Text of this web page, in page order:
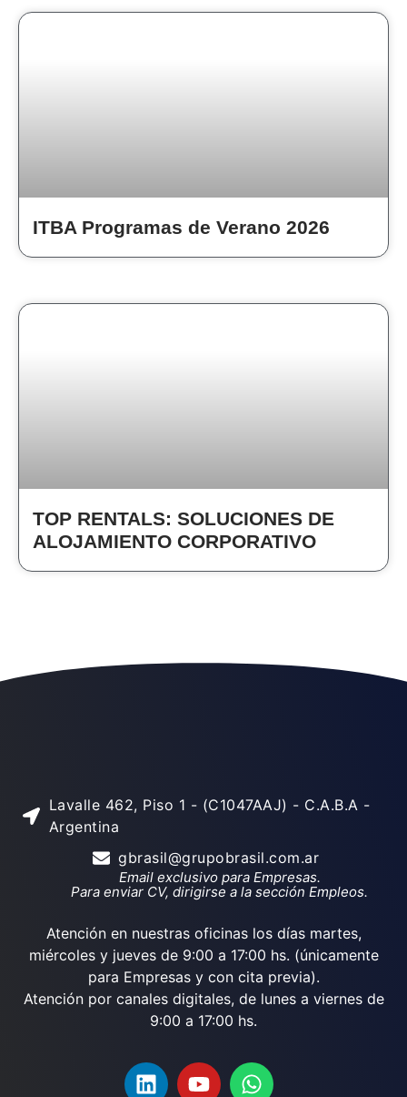
ITBA Programas de Verano 2026
TOP RENTALS: SOLUCIONES DE
ALOJAMIENTO CORPORATIVO
Lavalle 462, Piso 1 - (C1047AAJ) - C.A.B.A -
Argentina
gbrasil@grupobrasil.com.ar
Email exclusivo para Empresas.
Para enviar CV, dirigirse a la sección Empleos.
Atención en nuestras oficinas los días martes,
miércoles y jueves de 9:00 a 17:00 hs. (únicamente
para Empresas y con cita previa).
Atención por canales digitales, de lunes a viernes de
9:00 a 17:00 hs.